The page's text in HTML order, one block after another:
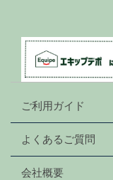
ご利用ガイド
よくあるご質問
会社概要